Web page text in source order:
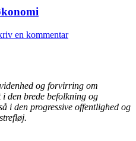
en kommentar
og forvirring om
den brede befolkning og
i den progressive offentlighed og